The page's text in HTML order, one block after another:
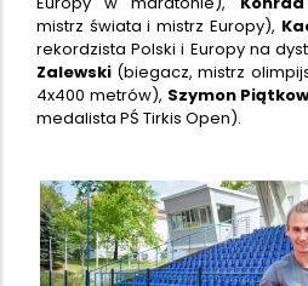
mistrz świata i mistrz Europy),
rekordzista Polski i Europy na
Zalewski (biegacz, mistrz
4x400 metrów), Szymon
medalista PŚ Tirkis Open).